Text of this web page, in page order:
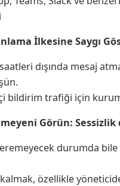
İlkesine Saygı
dışında mesaj
bildirim trafiği için
Görün: Sessizlik
durumda
kalmak, özellikle